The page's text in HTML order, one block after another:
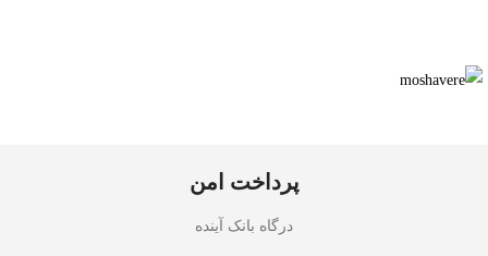
پرداخت امن
درگاه بانک آینده